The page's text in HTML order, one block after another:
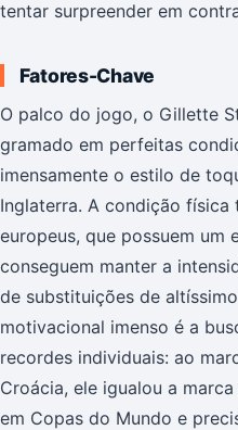
tentar surpreender em
Fatores-Chave
O palco do jogo, o Gillette
gramado em perfeitas
imensamente o estilo de
Inglaterra. A condição
europeus, que possuem um
conseguem manter a
de substituições de
motivacional imenso é a
recordes individuais: ao
Croácia, ele igualou a
em Copas do Mundo e